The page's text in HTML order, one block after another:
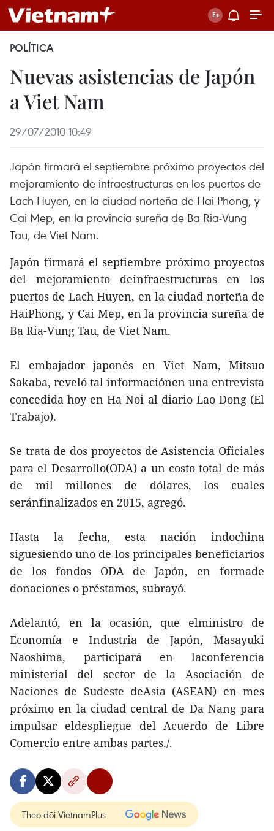
POLÍTICA
Nuevas asistencias de Japón
a Viet Nam
29/07/2010 10:49
Japón firmará el septiembre próximo proyectos del
mejoramiento de infraestructuras en los puertos de
Lach Huyen, en la ciudad norteña de Hai Phong, y
Cai Mep, en la provincia sureña de Ba Ria-Vung
Tau, de Viet Nam.
Japón firmará el septiembre próximo proyectos
del mejoramiento deinfraestructuras en los
puertos de Lach Huyen, en la ciudad norteña de
HaiPhong, y Cai Mep, en la provincia sureña de
Ba Ria-Vung Tau, de Viet Nam.
El embajador japonés en Viet Nam, Mitsuo
Sakaba, reveló tal informaciónen una entrevista
concedida hoy en Ha Noi al diario Lao Dong (El
Trabajo).
Se trata de dos proyectos de Asistencia Oficiales
para el Desarrollo(ODA) a un costo total de más
de mil millones de dólares, los cuales
seránfinalizados en 2015, agregó.
Hasta la fecha, esta nación indochina
siguesiendo uno de los principales beneficiarios
de los fondos ODA de Japón, en formade
donaciones o préstamos, subrayó.
Adelantó, en la ocasión, que elministro de
Economía e Industria de Japón, Masayuki
Naoshima, participará en laconferencia
ministerial del sector de la Asociación de
Naciones de Sudeste deAsia (ASEAN) en mes
próximo en la ciudad central de Da Nang para
impulsar eldespliegue del Acuerdo de Libre
Comercio entre ambas partes./.
Theo dõi VietnamPlus